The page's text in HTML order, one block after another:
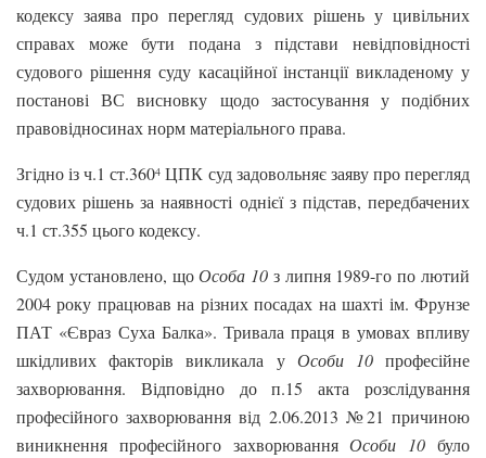
кодексу заява про перегляд судових рішень у цивільних
справах може бути подана з підстави невідповідності
судового рішення суду касаційної інстанції викладеному у
постанові ВС висновку щодо застосування у подібних
правовідносинах норм матеріального права.
Згідно із ч.1 ст.3604 ЦПК суд задовольняє заяву про перегляд
судових рішень за наявності однієї з підстав, передбачених
ч.1 ст.355 цього кодексу.
Судом установлено, щоОсоба 10 з липня 1989-го по лютий
2004 року працював на різних посадах на шахті ім. Фрунзе
ПАТ «Євраз Суха Балка». Тривала праця в умовах впливу
шкідливих факторів викликала у Особи 10професійне
захворювання. Відповідно до п.15 акта розслідування
професійного захворювання від 2.06.2013 №21 причиною
виникнення професійного захворюванняОсоби 10було